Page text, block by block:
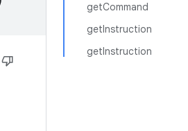
getCommand
getInstruction
getInstruction